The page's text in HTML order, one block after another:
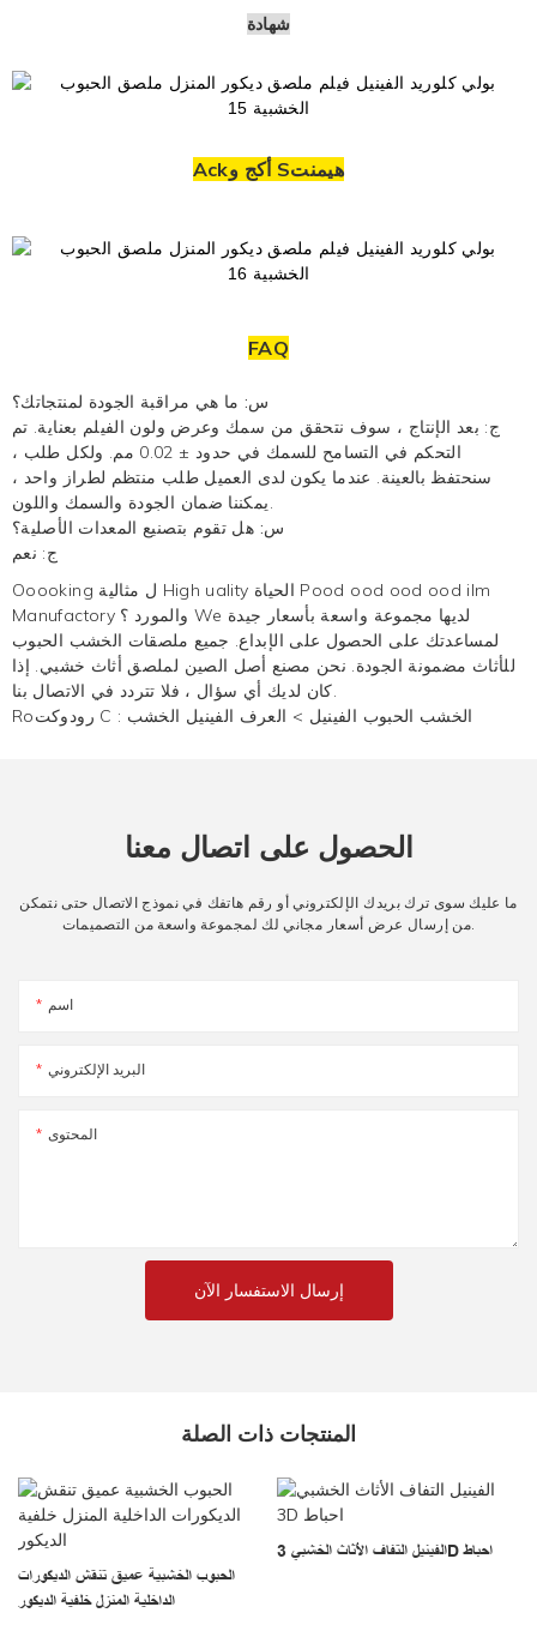
شهادة
Ackأكج و Sهيمنت
FAQ
س: ما هي مراقبة الجودة لمنتجاتك؟
ج: بعد الإنتاج ، سوف نتحقق من سمك وعرض ولون الفيلم بعناية. تم
التحكم في التسامح للسمك في حدود ± 0.02 مم. ولكل طلب ،
سنحتفظ بالعينة. عندما يكون لدى العميل طلب منتظم لطراز واحد ،
يمكننا ضمان الجودة والسمك واللون.
س: هل تقوم بتصنيع المعدات الأصلية؟
ج: نعم
Ooooking ل مثالية High uality الحياة Pood ood ood ood ilm
Manufactory والمورد ؟ We لديها مجموعة واسعة بأسعار جيدة
لمساعدتك على الحصول على الإبداع. جميع ملصقات الخشب الحبوب
للأثاث مضمونة الجودة. نحن مصنع أصل الصين لملصق أثاث خشبي. إذا
كان لديك أي سؤال ، فلا تتردد في الاتصال بنا.
Roرودوكت C :
الخشب الحبوب الفينيل > العرف الفينيل الخشب
الحصول على اتصال معنا
ما عليك سوى ترك بريدك الإلكتروني أو رقم هاتفك في نموذج الاتصال حتى نتمكن
اسم
البريد الإلكتروني
المحتوى
إرسال الاستفسار الآن
المنتجات ذات الصلة
الحبوب الخشبية عميق تنقش الديكورات
الداخلية المنزل خلفية الديكور
الفينيل التفاف الأثاث الخشبي 3D احباط